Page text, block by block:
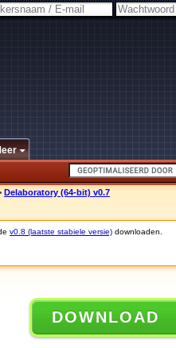
Delaboratory (64-bit) v0.7
v0.8 (laatste stabiele versie) downloaden.
DOWNLOAD